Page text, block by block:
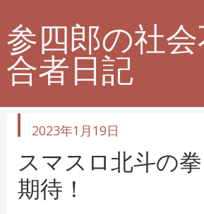
参四郎の社
合者日記
投
日
2023年1月19日
スマスロ北斗の
期待！